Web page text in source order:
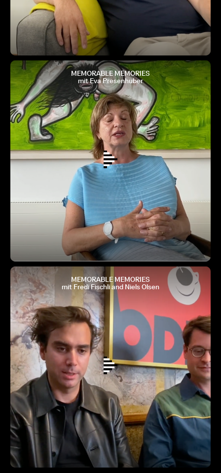
MEMORABLE MEMORIES
mit Eva Presenhuber
MEMORABLE MEMORIES
mit Fredi Fischli and Niels Olsen